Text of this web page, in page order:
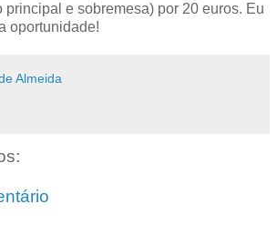
principal e sobremesa) por 20 euros. Eu
oportunidade!
Almeida